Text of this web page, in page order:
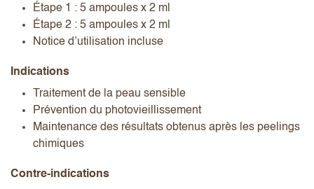
Étape 1 : 5 ampoules x 2 ml
Étape 2 : 5 ampoules x 2 ml
Notice d’utilisation incluse
Indications
Traitement de la peau sensible
Prévention du photovieillissement
Maintenance des résultats obtenus après les peelings
chimiques
Contre-indications